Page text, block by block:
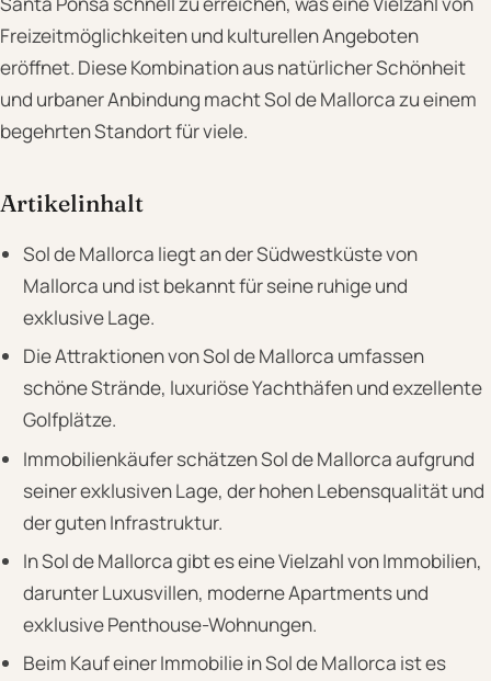
Freizeitmöglichkeiten und kulturellen Angeboten
eröffnet. Diese Kombination aus natürlicher Schönheit
und urbaner Anbindung macht Sol de Mallorca zu einem
begehrten Standort für viele.
Artikelinhalt
Sol de Mallorca liegt an der Südwestküste von
Mallorca und ist bekannt für seine ruhige und
exklusive Lage.
Die Attraktionen von Sol de Mallorca umfassen
schöne Strände, luxuriöse Yachthäfen und exzellente
Golfplätze.
Immobilienkäufer schätzen Sol de Mallorca aufgrund
seiner exklusiven Lage, der hohen Lebensqualität und
der guten Infrastruktur.
In Sol de Mallorca gibt es eine Vielzahl von Immobilien,
darunter Luxusvillen, moderne Apartments und
exklusive Penthouse-Wohnungen.
Beim Kauf einer Immobilie in Sol de Mallorca ist es